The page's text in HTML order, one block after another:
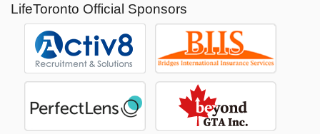
LifeToronto Official Sponsors